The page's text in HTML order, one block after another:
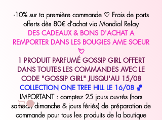
-10% sur ta première commande ♡ Frais de ports
offerts dès 80€ d'achat via Mondial Relay
DES CADEAUX & BONS D'ACHAT A
REMPORTER DANS LES BOUGIES AME SOEUR
💘
1 PRODUIT PARFUMÉ GOSSIP GIRL OFFERT
DANS TOUTES LES COMMANDES AVEC LE
CODE "GOSSIP GIRL" JUSQU'AU 15/08
COLLECTION ONE TREE HILL LE 16/08 🏀
IMPORTANT : comptez 25 jours ouvrés (hors
samedi/dimanche & jours fériés) de préparation de
commande pour tous les produits de la boutique